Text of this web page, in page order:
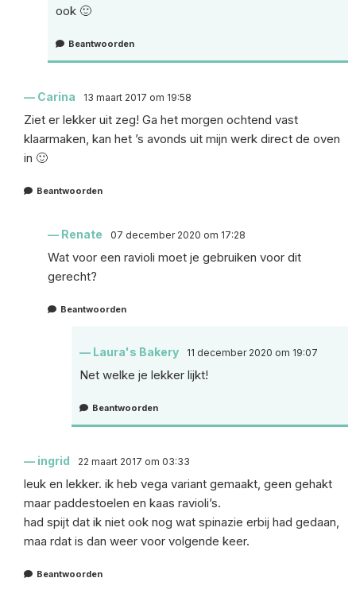
ook 🙂
Beantwoorden
Carina 13 maart 2017 om 19:58
Ziet er lekker uit zeg! Ga het morgen ochtend vast
klaarmaken, kan het ’s avonds uit mijn werk direct de oven
in 🙂
Beantwoorden
Renate 07 december 2020 om 17:28
Wat voor een ravioli moet je gebruiken voor dit
gerecht?
Beantwoorden
Laura's Bakery 11 december 2020 om 19:07
Net welke je lekker lijkt!
Beantwoorden
ingrid 22 maart 2017 om 03:33
leuk en lekker. ik heb vega variant gemaakt, geen gehakt
maar paddestoelen en kaas ravioli’s.
had spijt dat ik niet ook nog wat spinazie erbij had gedaan,
maa rdat is dan weer voor volgende keer.
Beantwoorden